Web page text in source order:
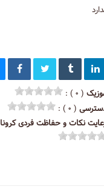
( ۰ ) :
( ۰ ) :
نکات و حفاظت فردی کرونا